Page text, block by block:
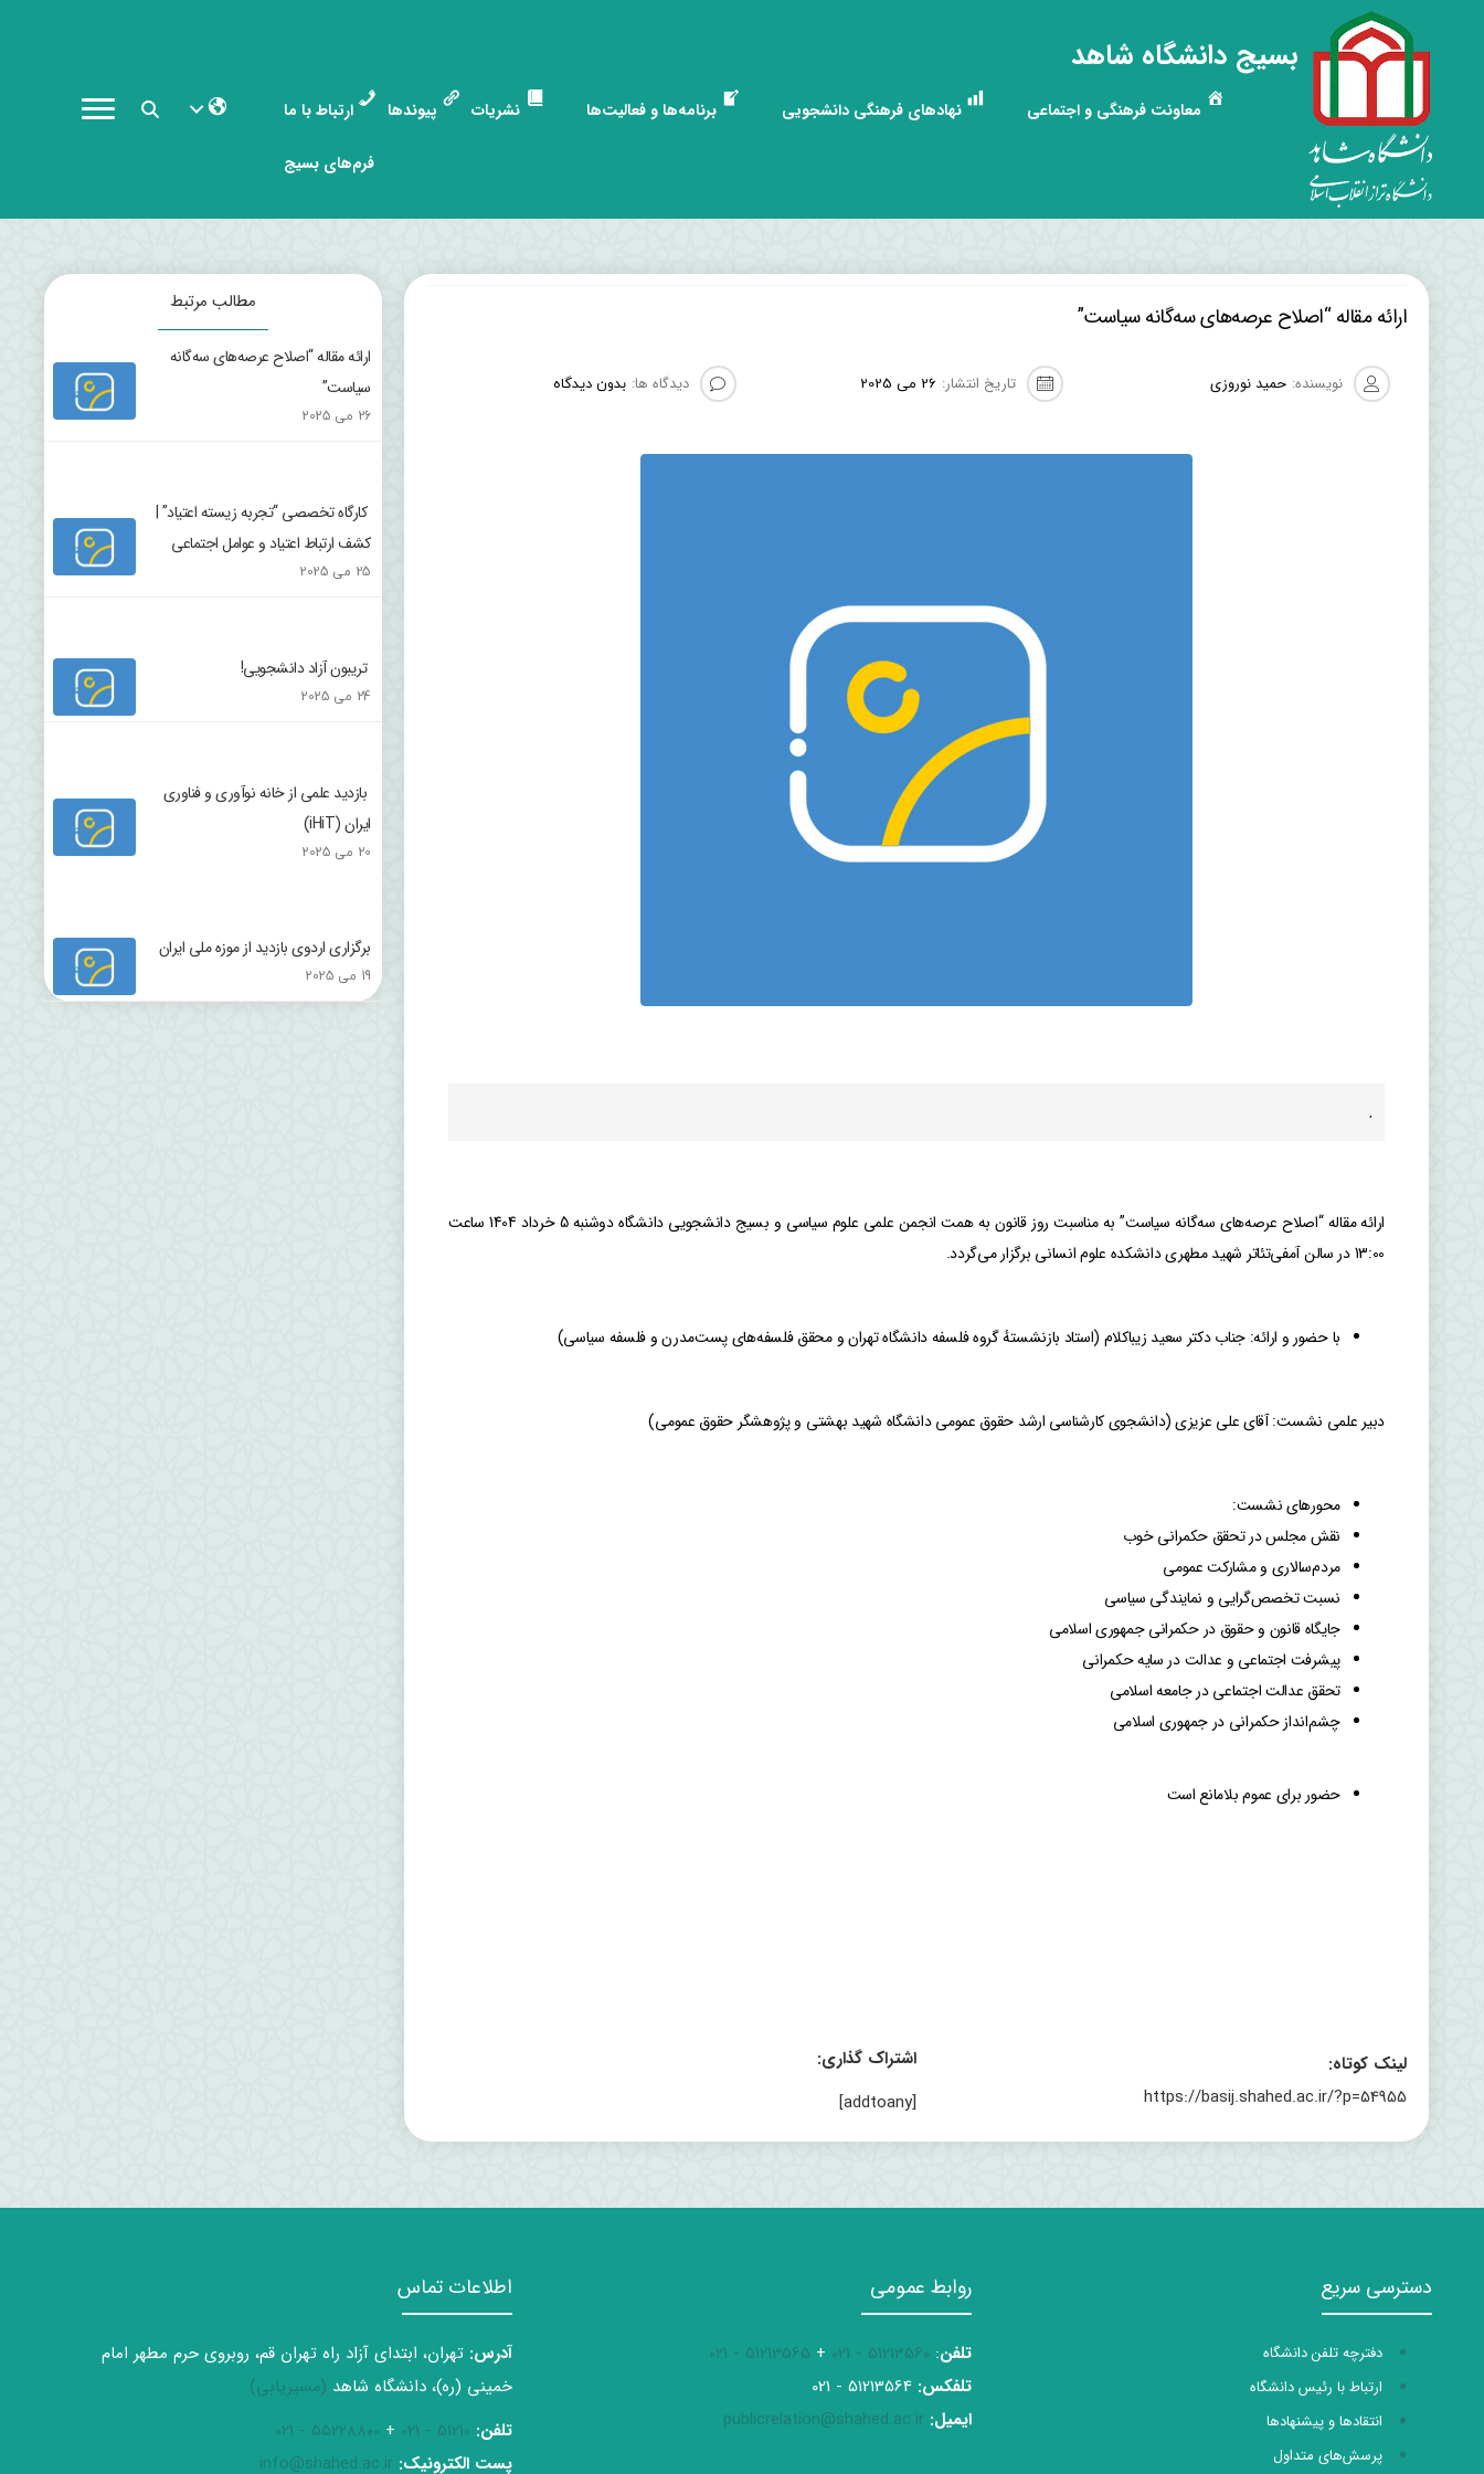
بسیج دانشگاه شاهد
معاونت فرهنگی و اجتماعی نهادهای فرهنگی دانشجویی برنامه‌ها و فعالیت‌ها نشریات پیوندها ارتباط با ما
فرم‌های بسیج
ارائه مقاله “اصلاح عرصه‌های سه‌گانه سیاست”
نویسنده: حمید نوروزی تاریخ انتشار: 26 می 2025 دیدگاه ها: بدون دیدگاه
.
ارائه مقاله “اصلاح عرصه‌های سه‌گانه سیاست” به مناسبت روز قانون به همت انجمن علمی علوم سیاسی و بسیج دانشجویی دانشگاه دوشنبه 5 خرداد 1404 ساعت
13:00 در سالن آمفی‌تئاتر شهید مطهری دانشکده علوم انسانی برگزار می‌گردد.
با حضور و ارائه: جناب دکتر سعید زیباکلام (استاد بازنشستهٔ گروه فلسفه دانشگاه تهران و محقق فلسفه‌های پست‌مدرن و فلسفه سیاسی)
دبیر علمی نشست: آقای علی عزیزی (دانشجوی کارشناسی ارشد حقوق عمومی دانشگاه شهید بهشتی و پژوهشگر حقوق عمومی)
محورهای نشست:
نقش مجلس در تحقق حکمرانی خوب
مردم‌سالاری و مشارکت عمومی
نسبت تخصص‌گرایی و نمایندگی سیاسی
جایگاه قانون و حقوق در حکمرانی جمهوری اسلامی
پیشرفت اجتماعی و عدالت در سایه حکمرانی
تحقق عدالت اجتماعی در جامعه اسلامی
چشم‌انداز حکمرانی در جمهوری اسلامی
حضور برای عموم بلامانع است
لینک کوتاه:
https://basij.shahed.ac.ir/?p=54955
اشتراک گذاری:
[addtoany]
مطالب مرتبط
ارائه مقاله “اصلاح عرصه‌های سه‌گانه
سیاست”
26 می 2025
کارگاه تخصصی “تجربه زیسته اعتیاد” |
کشف ارتباط اعتیاد و عوامل اجتماعی
25 می 2025
تریبون آزاد دانشجویی!
24 می 2025
بازدید علمی از خانه نوآوری و فناوری
ایران (iHiT)
20 می 2025
برگزاری اردوی بازدید از موزه ملی ایران
19 می 2025
دسترسی سریع
دفترچه تلفن دانشگاه
ارتباط با رئیس دانشگاه
انتقادها و پیشنهادها
پرسش‌های متداول
روابط عمومی
تلفن:
51213560 - 021
+
51213565 - 021
تلفکس:
ایمیل: publicrelation@shahed.ac.ir
اطلاعات تماس
آدرس: تهران، ابتدای آزاد راه تهران قم، روبروی حرم مطهر امام
خمینی (ره)، دانشگاه شاهد (مسیریابی)
تلفن: 51210 - 021
+
55228800 - 021
پست الکترونیک: info@shahed.ac.ir